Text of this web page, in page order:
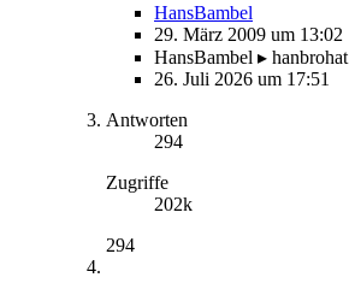
HansBambel
29. März 2009 um 13:02
HansBambel ▸ hanbrohat
26. Juli 2026 um 17:51
Antworten
294
Zugriffe
202k
294